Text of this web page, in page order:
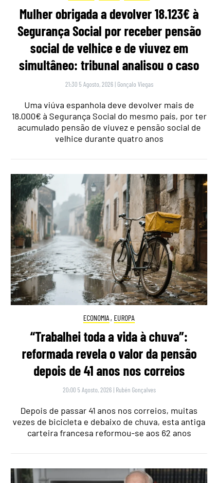
Mulher obrigada a devolver 18.123€ à
Segurança Social por receber pensão
social de velhice e de viuvez em
simultâneo: tribunal analisou o caso
21:30 5 Agosto, 2026 | Gonçalo Viegas
Uma viúva espanhola deve devolver mais de
18.000€ à Segurança Social do mesmo país, por ter
acumulado pensão de viuvez e pensão social de
velhice durante quatro anos
ECONOMIA , EUROPA
“Trabalhei toda a vida à chuva”:
reformada revela o valor da pensão
depois de 41 anos nos correios
20:00 5 Agosto, 2026 | Rubén Gonçalves
Depois de passar 41 anos nos correios, muitas
vezes de bicicleta e debaixo de chuva, esta antiga
carteira francesa reformou-se aos 62 anos